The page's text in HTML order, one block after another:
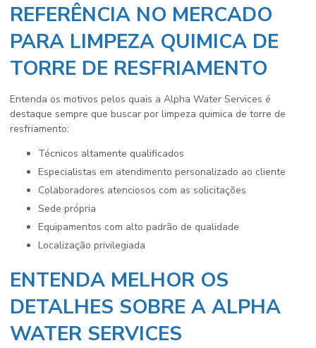
REFERÊNCIA NO MERCADO
PARA LIMPEZA QUIMICA DE
TORRE DE RESFRIAMENTO
Entenda os motivos pelos quais a Alpha Water Services é
destaque sempre que buscar por limpeza quimica de torre de
resfriamento:
técnicos altamente qualificados
especialistas em atendimento personalizado ao cliente
colaboradores atenciosos com as solicitações
sede própria
equipamentos com alto padrão de qualidade
localização privilegiada
ENTENDA MELHOR OS
DETALHES SOBRE A ALPHA
WATER SERVICES